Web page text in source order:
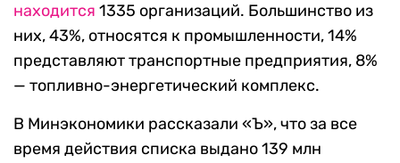
находится 1335 организаций. Большинство из
них, 43%, относятся к промышленности, 14%
представляют транспортные предприятия, 8%
— топливно-энергетический комплекс.
В Минэкономики рассказали «Ъ», что за все
время действия списка выдано 139 млн